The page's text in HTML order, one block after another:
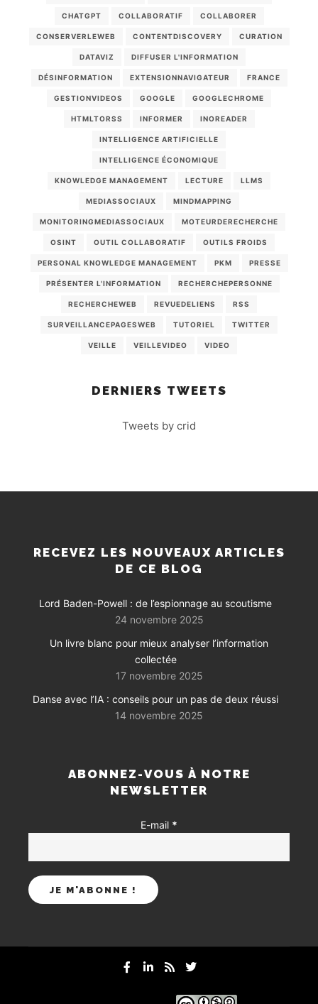
CHATGPT COLLABORATIF COLLABORER
CONSERVERLEWEB CONTENTDISCOVERY CURATION
DATAVIZ DIFFUSER L'INFORMATION
DÉSINFORMATION EXTENSIONNAVIGATEUR FRANCE
GESTIONVIDEOS GOOGLE GOOGLECHROME
HTMLTORSS INFORMER INOREADER
INTELLIGENCE ARTIFICIELLE
INTELLIGENCE ÉCONOMIQUE
KNOWLEDGE MANAGEMENT LECTURE LLMS
MEDIASSOCIAUX MINDMAPPING
MONITORINGMEDIASSOCIAUX MOTEURDERECHERCHE
OSINT OUTIL COLLABORATIF OUTILS FROIDS
PERSONAL KNOWLEDGE MANAGEMENT PKM PRESSE
PRÉSENTER L'INFORMATION RECHERCHEPERSONNE
RECHERCHEWEB REVUEDELIENS RSS
SURVEILLANCEPAGESWEB TUTORIEL TWITTER
VEILLE VEILLEVIDEO VIDEO
DERNIERS TWEETS
Tweets by crid
RECEVEZ LES NOUVEAUX ARTICLES
DE CE BLOG
Lord Baden-Powell : de l’espionnage au scoutisme
24 novembre 2025
Un livre blanc pour mieux analyser l’information
collectée
17 novembre 2025
Danse avec l’IA : conseils pour un pas de deux réussi
14 novembre 2025
ABONNEZ-VOUS À NOTRE
NEWSLETTER
E-mail *